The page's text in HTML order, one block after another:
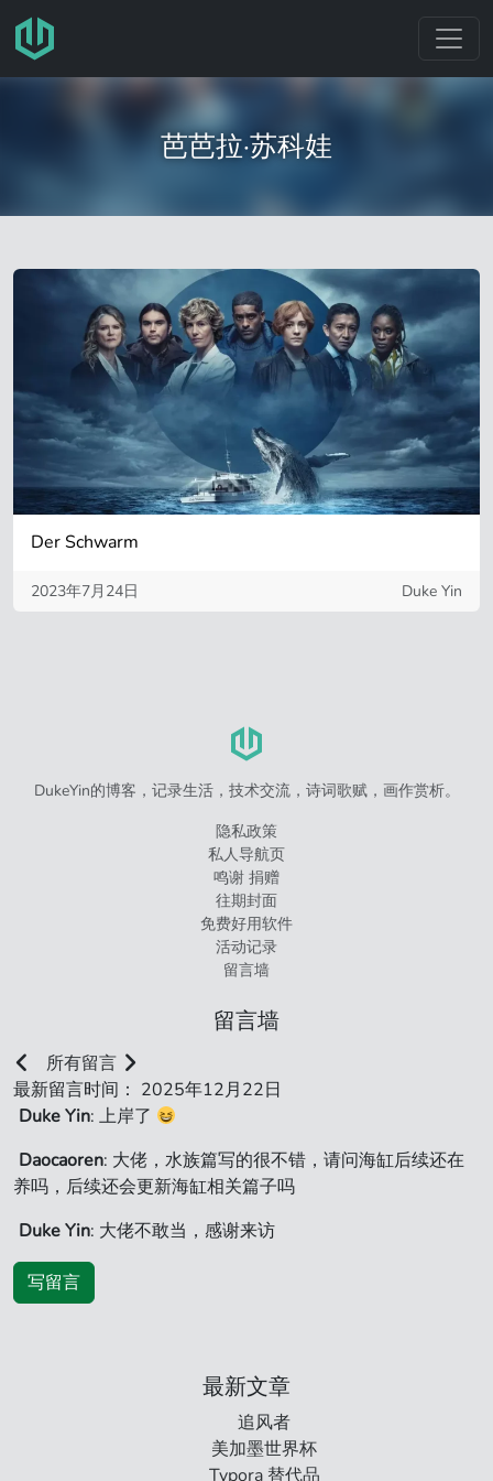
跳转至主要内容
芭芭拉·苏科娃
Der Schwarm
2023年7月24日 Duke Yin
DukeYin的博客，记录生活，技术交流，诗词歌赋，画作赏析。
隐私政策
私人导航页
鸣谢 捐赠
往期封面
免费好用软件
活动记录
留言墙
留言墙
所有留言
最新留言时间： 2025年12月22日
Duke Yin: 上岸了
Daocaoren: 大佬，水族篇写的很不错，请问海缸后续还在
养吗，后续还会更新海缸相关篇子吗
Duke Yin: 大佬不敢当，感谢来访
写留言
最新文章
追风者
美加墨世界杯
Typora 替代品